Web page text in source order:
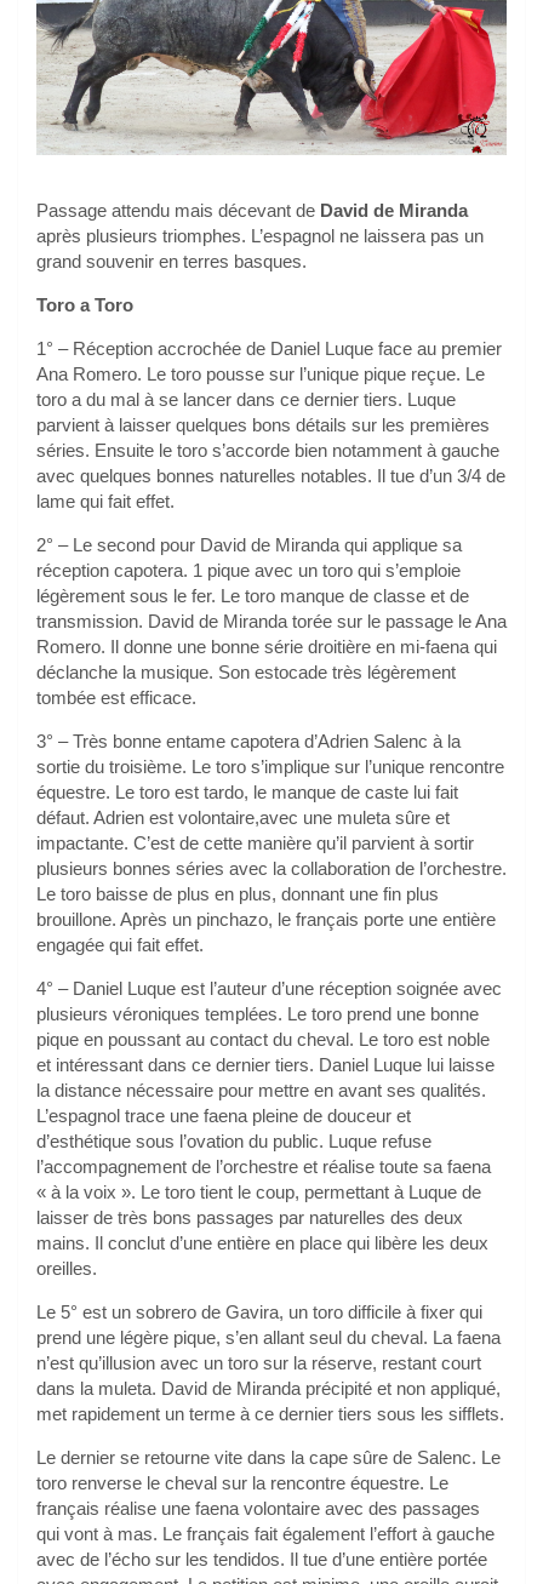
Passage attendu mais décevant de David de Miranda
après plusieurs triomphes. L’espagnol ne laissera pas un
grand souvenir en terres basques.
Toro a Toro
1° – Réception accrochée de Daniel Luque face au premier
Ana Romero. Le toro pousse sur l’unique pique reçue. Le
toro a du mal à se lancer dans ce dernier tiers. Luque
parvient à laisser quelques bons détails sur les premières
séries. Ensuite le toro s’accorde bien notamment à gauche
avec quelques bonnes naturelles notables. Il tue d’un 3/4 de
lame qui fait effet.
2° – Le second pour David de Miranda qui applique sa
réception capotera. 1 pique avec un toro qui s’emploie
légèrement sous le fer. Le toro manque de classe et de
transmission. David de Miranda torée sur le passage le Ana
Romero. Il donne une bonne série droitière en mi-faena qui
déclanche la musique. Son estocade très légèrement
tombée est efficace.
3° – Très bonne entame capotera d’Adrien Salenc à la
sortie du troisième. Le toro s’implique sur l’unique rencontre
équestre. Le toro est tardo, le manque de caste lui fait
défaut. Adrien est volontaire,avec une muleta sûre et
impactante. C’est de cette manière qu’il parvient à sortir
plusieurs bonnes séries avec la collaboration de l’orchestre.
Le toro baisse de plus en plus, donnant une fin plus
brouillone. Après un pinchazo, le français porte une entière
engagée qui fait effet.
4° – Daniel Luque est l’auteur d’une réception soignée avec
plusieurs véroniques templées. Le toro prend une bonne
pique en poussant au contact du cheval. Le toro est noble
et intéressant dans ce dernier tiers. Daniel Luque lui laisse
la distance nécessaire pour mettre en avant ses qualités.
L’espagnol trace une faena pleine de douceur et
d’esthétique sous l’ovation du public. Luque refuse
l’accompagnement de l’orchestre et réalise toute sa faena
« à la voix ». Le toro tient le coup, permettant à Luque de
laisser de très bons passages par naturelles des deux
mains. Il conclut d’une entière en place qui libère les deux
oreilles.
Le 5° est un sobrero de Gavira, un toro difficile à fixer qui
prend une légère pique, s’en allant seul du cheval. La faena
n’est qu’illusion avec un toro sur la réserve, restant court
dans la muleta. David de Miranda précipité et non appliqué,
met rapidement un terme à ce dernier tiers sous les sifflets.
Le dernier se retourne vite dans la cape sûre de Salenc. Le
toro renverse le cheval sur la rencontre équestre. Le
français réalise une faena volontaire avec des passages
qui vont à mas. Le français fait également l’effort à gauche
avec de l’écho sur les tendidos. Il tue d’une entière portée